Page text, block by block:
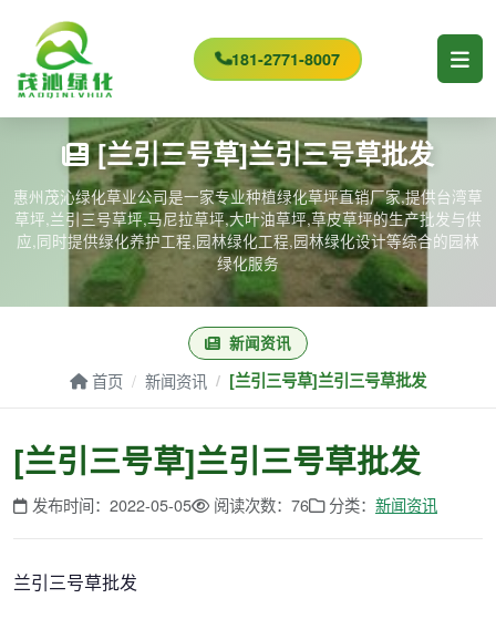
181-2771-8007
[兰引三号草]兰引三号草批发
惠州茂沁绿化草业公司是一家专业种植绿化草坪直销厂家,提供台湾草
草坪,兰引三号草坪,马尼拉草坪,大叶油草坪,草皮草坪的生产批发与供
应,同时提供绿化养护工程,园林绿化工程,园林绿化设计等综合的园林
绿化服务
新闻资讯
首页 新闻资讯 [兰引三号草]兰引三号草批发
[兰引三号草]兰引三号草批发
发布时间：2022-05-05 阅读次数：76 分类： 新闻资讯
兰引三号草批发